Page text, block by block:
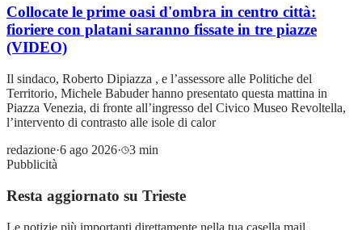
Collocate le prime oasi d'ombra in centro città:
fioriere con platani saranno fissate in tre piazze
(VIDEO)
Il sindaco, Roberto Dipiazza , e l’assessore alle Politiche del
Territorio, Michele Babuder hanno presentato questa mattina in
Piazza Venezia, di fronte all’ingresso del Civico Museo Revoltella,
l’intervento di contrasto alle isole di calor
redazione·6 ago 2026·
3 min
Pubblicità
Resta aggiornato su Trieste
Le notizie più importanti direttamente nella tua casella mail.